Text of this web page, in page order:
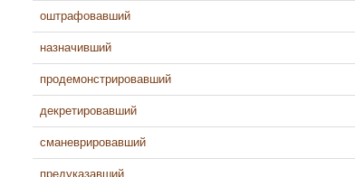
оштрафовавший
назначивший
продемонстрировавший
декретировавший
сманеврировавший
предуказавший